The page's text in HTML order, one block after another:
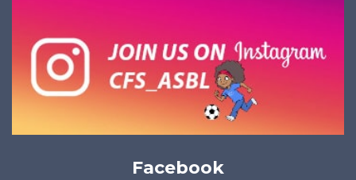
Facebook